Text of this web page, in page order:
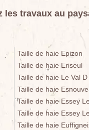
travaux au
Taille de haie Epizon
Taille de haie Eriseul
Taille de haie Le Val
Taille de haie
Taille de haie Essey
Taille de haie Essey
Taille de haie